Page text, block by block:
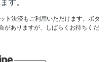
ト決済もご利用いただけます。ボタ
がありますが、しばらくお待ちくだ